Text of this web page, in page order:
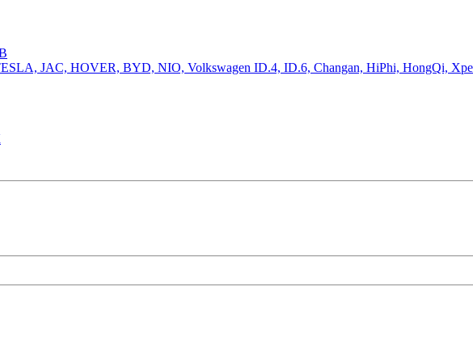
JAC, HOVER, BYD, NIO, Volkswagen ID.4, ID.6, Changan, HiPhi, HongQi,